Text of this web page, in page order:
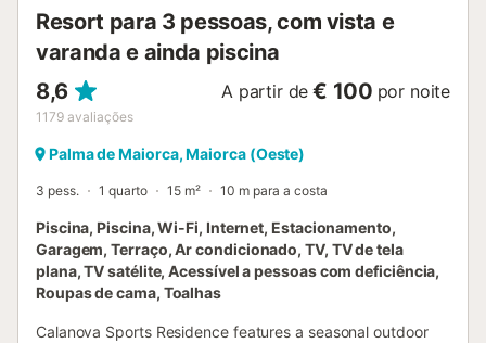
Resort para 3 pessoas, com vista e
varanda e ainda piscina
8,6
1179 avaliações
A partir de € 100 por noite
Palma de Maiorca, Maiorca (Oeste)
3 pess. 1 quarto 15 m² 10 m para a costa
Piscina, Piscina, Wi-Fi, Internet, Estacionamento,
Garagem, Terraço, Ar condicionado, TV, TV de tela
plana, TV satélite, Acessível a pessoas com deficiência,
Roupas de cama, Toalhas
Calanova Sports Residence features a seasonal outdoor